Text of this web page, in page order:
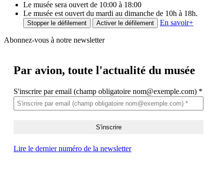
Le musée sera ouvert de 10:00 à 18:00
Le musée est ouvert du mardi au dimanche de 10h à 18h.
Stopper le défilement Activer le défilement En savoir+
Abonnez-vous à notre newsletter
Par avion, toute l'actualité du musée
S'inscrire par email (champ obligatoire nom@exemple.com) *
Lire le dernier numéro de la newsletter